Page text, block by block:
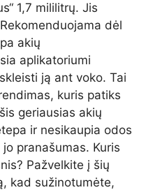
1,7 mililitrų. Jis
dėl
akių
aplikatoriumi
ją ant voko. Tai
kuris patiks
geriausias akių
ir nesikaupia odos
pranašumas. Kuris
Pažvelkite į šių
kad sužinotumėte,